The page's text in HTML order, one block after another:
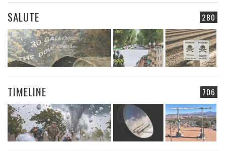
280
SALUTE
706
TIMELINE